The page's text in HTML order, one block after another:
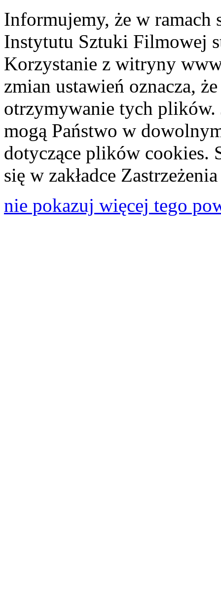
Informujemy, że w ramach
Instytutu Sztuki Filmowej
Korzystanie z witryny
zmian ustawień oznacza,
otrzymywanie tych plików.
mogą Państwo w
dotyczące plików cookies.
się w zakładce
nie pokazuj więcej tego